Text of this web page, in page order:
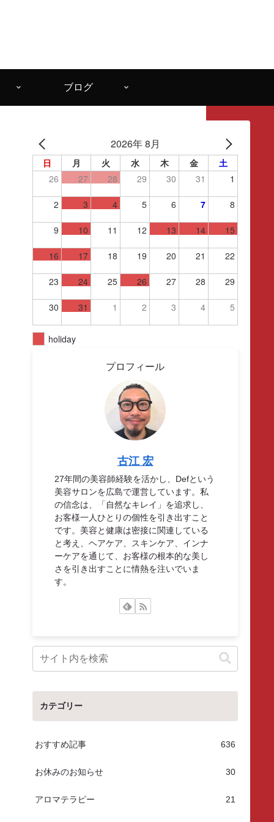
ブログ
2026年 8月
日 月 火 水 木 金
土
26
27 28 29 30 31 1
2 3 4 5 6 7 8
9 10 11 12 13 14 15
16 17 18 19 20 21 22
23 24 25 26 27 28 29
30 31 1 2 3 4 5
holiday
プロフィール
古江 宏
27年間の美容師経験を活かし、Defという
美容サロンを広島で運営しています。私
の信念は、「自然なキレイ」を追求し、
お客様一人ひとりの個性を引き出すこと
です。美容と健康は密接に関連している
と考え、ヘアケア、スキンケア、インナ
ーケアを通じて、お客様の根本的な美し
さを引き出すことに情熱を注いでいま
す。
カテゴリー
おすすめ記事 636
お休みのお知らせ 30
アロマテラピー 21